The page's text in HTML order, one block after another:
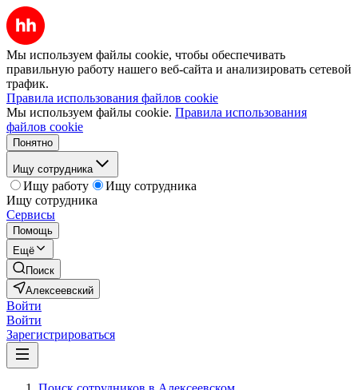
Мы используем файлы cookie, чтобы обеспечивать
правильную работу нашего веб-сайта и анализировать сетевой
трафик.
Правила использования файлов cookie
Мы используем файлы cookie. Правила использования
файлов cookie
Понятно
Ищу сотрудника
Ищу работу
Ищу сотрудника
Ищу сотрудника
Сервисы
Помощь
Ещё
Поиск
Алексеевский
Войти
Войти
Зарегистрироваться